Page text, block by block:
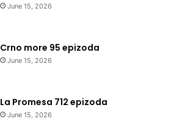
June 15, 2026
Crno more 95 epizoda
June 15, 2026
La Promesa 712 epizoda
June 15, 2026